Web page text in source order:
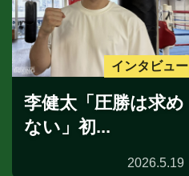
インタビュー
李健太「圧勝は求め
ない」初...
2026.5.19